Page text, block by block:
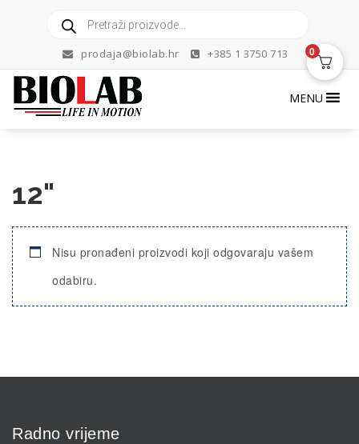
search
prodaja@biolab.hr +385 1 3750 713
MENU
12"
Nisu pronađeni proizvodi koji odgovaraju vašem
odabiru.
Radno vrijeme
0